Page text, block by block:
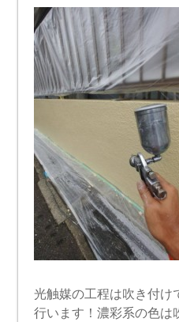
光触媒の工程は吹き付け
行います！濃彩系の色は